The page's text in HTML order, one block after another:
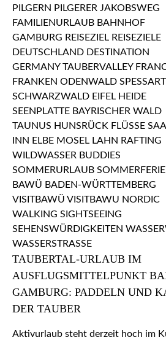
TAUBERTAL-URLAUB IM
AUSFLUGSMITTELPUNKT
GAMBURG: PADDELN UND
DER TAUBER
Aktivurlaub steht derzeit hoch im